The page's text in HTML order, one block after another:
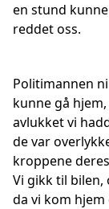
en stund
reddet oss.
Politimannen
kunne gå
avlukket vi
de var
kroppene
Vi gikk til
da vi kom hjem